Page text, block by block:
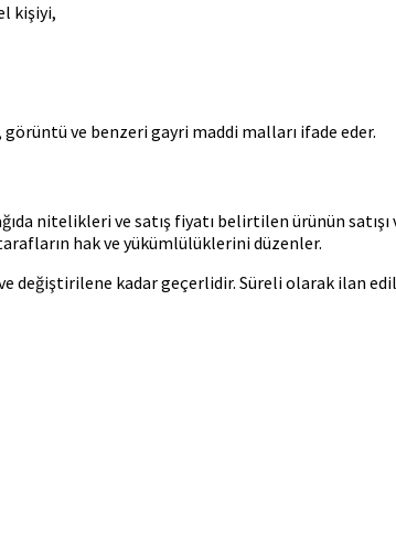
kişiyi,
görüntü ve benzeri gayri maddi malları ifade eder.
nitelikleri ve satış fiyatı belirtilen ürünün
hak ve yükümlülüklerini düzenler.
değiştirilene kadar geçerlidir. Süreli olarak ilan